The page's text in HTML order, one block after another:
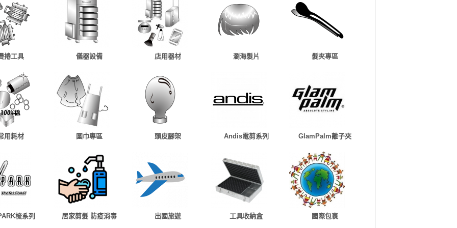
捲工具 儀器設備 店用器材 瀏海髮片 髮夾專區
用耗材 圍巾專區 頭皮腳架 Andis電剪系列 GlamPalm離子夾
梳系列 居家剪髮 防疫消毒 出國旅遊 工具收納盒 國際包裹